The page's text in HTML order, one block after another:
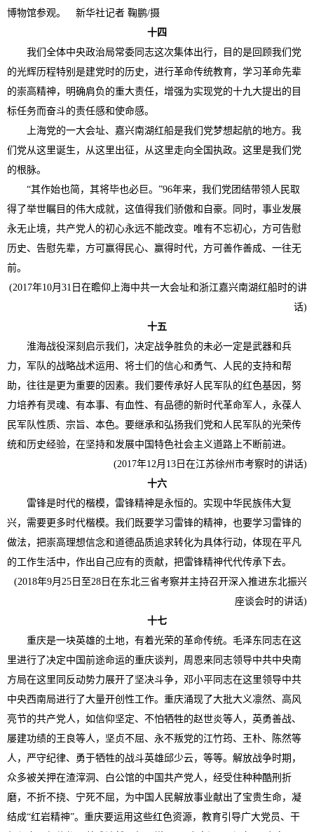
博物馆参观。 新华社记者 鞠鹏/摄
十四
我们全体中央政治局常委同志这次集体出行，目的是回顾我们党
的光辉历程特别是建党时的历史，进行革命传统教育，学习革命先辈
的崇高精神，明确肩负的重大责任，增强为实现党的十九大提出的目
标任务而奋斗的责任感和使命感。
上海党的一大会址、嘉兴南湖红船是我们党梦想起航的地方。我
们党从这里诞生，从这里出征，从这里走向全国执政。这里是我们党
的根脉。
“其作始也简，其将毕也必巨。”96年来，我们党团结带领人民取
得了举世瞩目的伟大成就，这值得我们骄傲和自豪。同时，事业发展
永无止境，共产党人的初心永远不能改变。唯有不忘初心，方可告慰
历史、告慰先辈，方可赢得民心、赢得时代，方可善作善成、一往无
前。
(2017年10月31日在瞻仰上海中共一大会址和浙江嘉兴南湖红船时的讲
话)
十五
淮海战役深刻启示我们，决定战争胜负的未必一定是武器和兵
力，军队的战略战术运用、将士们的信心和勇气、人民的支持和帮
助，往往是更为重要的因素。我们要传承好人民军队的红色基因，努
力培养有灵魂、有本事、有血性、有品德的新时代革命军人，永葆人
民军队性质、宗旨、本色。要继承和弘扬我们党和人民军队的光荣传
统和历史经验，在坚持和发展中国特色社会主义道路上不断前进。
(2017年12月13日在江苏徐州市考察时的讲话)
十六
雷锋是时代的楷模，雷锋精神是永恒的。实现中华民族伟大复
兴，需要更多时代楷模。我们既要学习雷锋的精神，也要学习雷锋的
做法，把崇高理想信念和道德品质追求转化为具体行动，体现在平凡
的工作生活中，作出自己应有的贡献，把雷锋精神代代传承下去。
(2018年9月25日至28日在东北三省考察并主持召开深入推进东北振兴
座谈会时的讲话)
十七
重庆是一块英雄的土地，有着光荣的革命传统。毛泽东同志在这
里进行了决定中国前途命运的重庆谈判，周恩来同志领导中共中央南
方局在这里同反动势力展开了坚决斗争，邓小平同志在这里领导中共
中央西南局进行了大量开创性工作。重庆涌现了大批大义凛然、高风
亮节的共产党人，如信仰坚定、不怕牺牲的赵世炎等人，英勇善战、
屡建功绩的王良等人，坚贞不屈、永不叛党的江竹筠、王朴、陈然等
人，严守纪律、勇于牺牲的战斗英雄邱少云，等等。解放战争时期，
众多被关押在渣滓洞、白公馆的中国共产党人，经受住种种酷刑折
磨，不折不挠、宁死不屈，为中国人民解放事业献出了宝贵生命，凝
结成“红岩精神”。重庆要运用这些红色资源，教育引导广大党员、干